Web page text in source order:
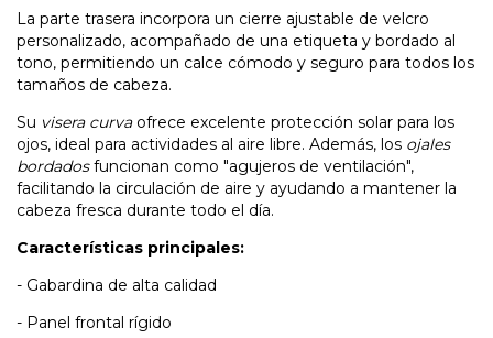
La parte trasera incorpora un cierre ajustable de velcro
personalizado, acompañado de una etiqueta y bordado al
tono, permitiendo un calce cómodo y seguro para todos los
tamaños de cabeza.
Su visera curvaofrece excelente protección solar para los
ojos, ideal para actividades al aire libre. Además, los ojales
bordadosfuncionan como "agujeros de ventilación",
facilitando la circulación de aire y ayudando a mantener la
cabeza fresca durante todo el día.
Características principales:
- Gabardina de alta calidad
- Panel frontal rígido